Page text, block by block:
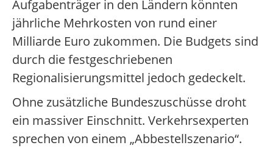
Aufgabenträger in den Ländern könnten
jährliche Mehrkosten von rund einer
Milliarde Euro zukommen. Die Budgets sind
durch die festgeschriebenen
Regionalisierungsmittel jedoch gedeckelt.
Ohne zusätzliche Bundeszuschüsse droht
ein massiver Einschnitt. Verkehrsexperten
sprechen von einem „Abbestellszenario“.